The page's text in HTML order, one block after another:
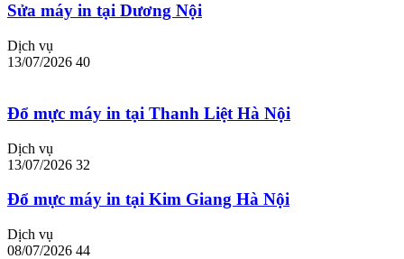
Sửa máy in tại Dương Nội
Dịch vụ
13/07/2026 40
Đổ mực máy in tại Thanh Liệt Hà Nội
Dịch vụ
13/07/2026 32
Đổ mực máy in tại Kim Giang Hà Nội
Dịch vụ
08/07/2026 44